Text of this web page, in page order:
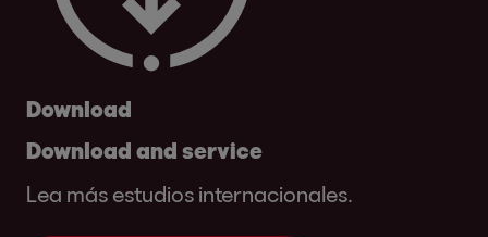
Download
Download and service
Lea más estudios internacionales.